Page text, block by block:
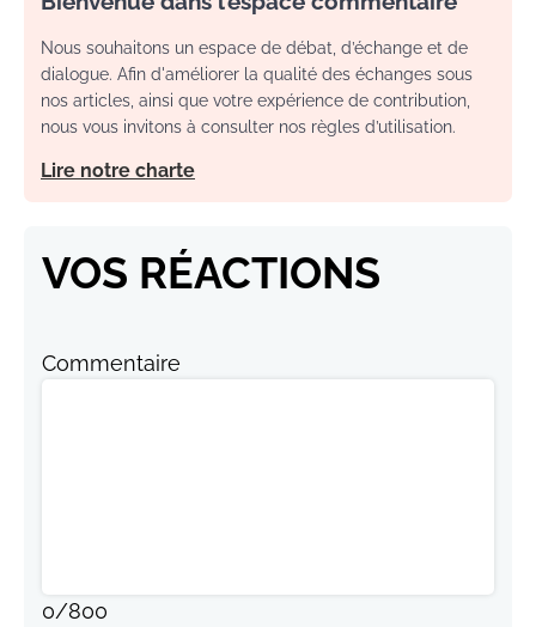
Nous souhaitons un espace de débat, d’échange et de
dialogue. Afin d'améliorer la qualité des échanges sous
nos articles, ainsi que votre expérience de contribution,
nous vous invitons à consulter nos règles d’utilisation.
Lire notre charte
VOS RÉACTIONS
Commentaire
0/800